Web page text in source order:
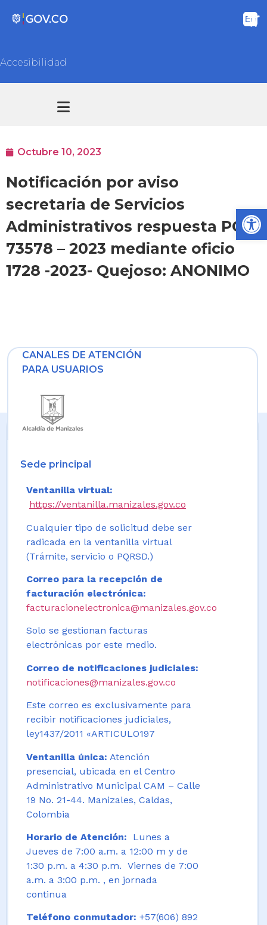
Accesibilidad
Octubre 10, 2023
Notificación por aviso
secretaria de Servicios
Administrativos respuesta PQR
73578 – 2023 mediante oficio
1728 -2023- Quejoso: ANONIMO
CANALES DE ATENCIÓN
PARA USUARIOS
Sede principal
Ventanilla virtual:
https://ventanilla.manizales.gov.co
Cualquier tipo de solicitud debe ser
radicada en la ventanilla virtual
(Trámite, servicio o PQRSD.)
Correo para la recepción de
facturación electrónica:
facturacionelectronica@manizales.gov.co
Solo se gestionan facturas
electrónicas por este medio.
Correo de notificaciones judiciales:
notificaciones@manizales.gov.co
Este correo es exclusivamente para
recibir notificaciones judiciales,
ley1437/2011 «ARTICULO197
Ventanilla única: Atención
presencial, ubicada en el Centro
Administrativo Municipal CAM – Calle
19 No. 21-44. Manizales, Caldas,
Colombia
Horario de Atención:
Lunes a
Jueves de 7:00 a.m. a 12:00 m y de
1:30 p.m. a 4:30 p.m. Viernes de 7:00
a.m. a 3:00 p.m. , en jornada
continua
Teléfono conmutador: +57(606) 892